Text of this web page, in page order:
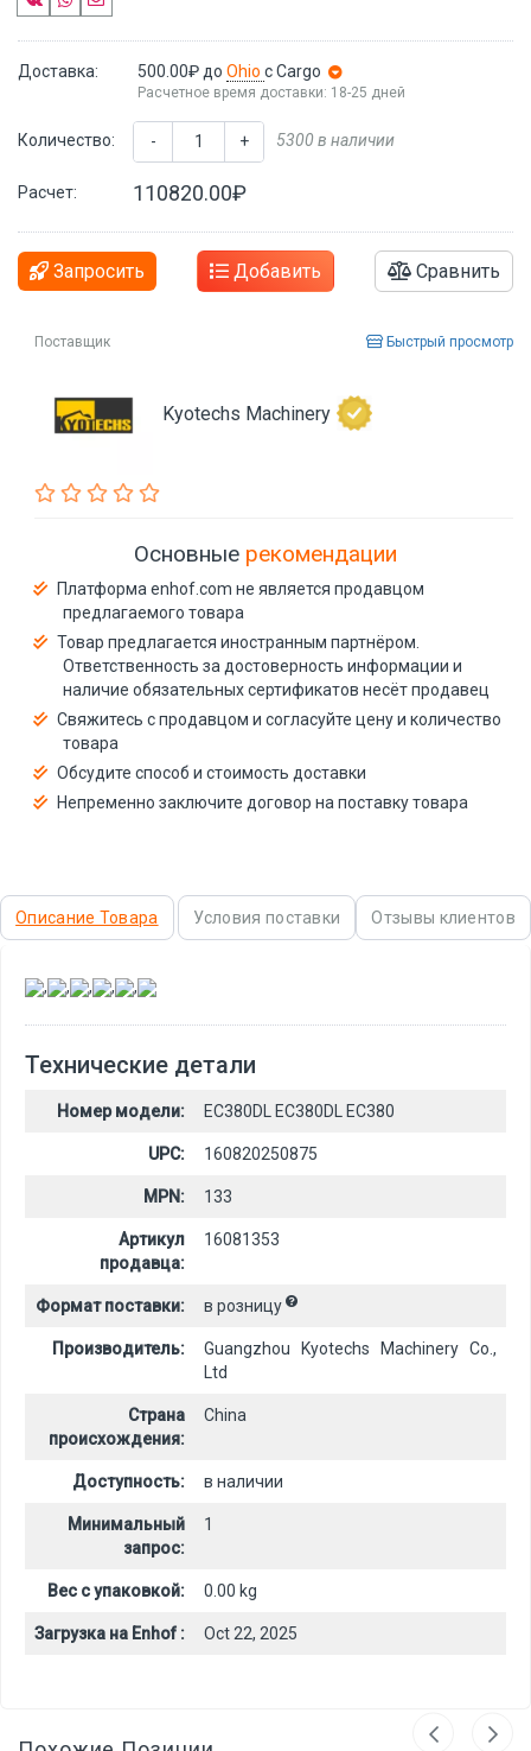
Доставка: 500.00₽ до Ohio с Cargo
Расчетное время доставки: 18-25 дней
Количество: - + 5300 в наличии
Расчет: 110820.00₽
Запросить Добавить Сравнить
Поставщик Быстрый просмотр
Kyotechs Machinery
Основные рекомендации
Платформа enhof.com не является продавцом
предлагаемого товара
Товар предлагается иностранным партнёром.
Ответственность за достоверность информации и
наличие обязательных сертификатов несёт продавец
Свяжитесь с продавцом и согласуйте цену и количество
товара
Обсудите способ и стоимость доставки
Непременно заключите договор на поставку товара
Описание Товара Условия поставки Отзывы клиентов
, , , , ,
Технические детали
Номер модели: EC380DL EC380DL EC380
UPC: 160820250875
MPN: 133
Артикул
продавца:
16081353
Формат поставки: в розницу
Производитель:
Guangzhou Kyotechs Machinery Co.,
Ltd
Страна
происхождения:
China
Доступность: в наличии
Минимальный
запрос:
1
Вес с упаковкой: 0.00 kg
Загрузка на Enhof : Oct 22, 2025